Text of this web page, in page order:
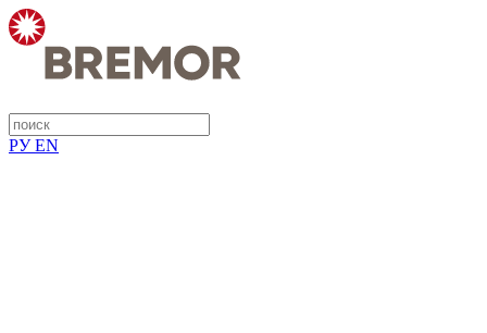
РУ EN